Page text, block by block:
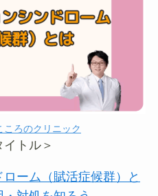
ころのクリニック
イトル＞
ーム（賦活症候群）と